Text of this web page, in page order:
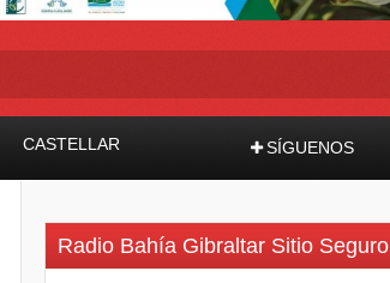
CASTELLAR SÍGUENOS
Radio Bahía Gibraltar Sitio Seguro